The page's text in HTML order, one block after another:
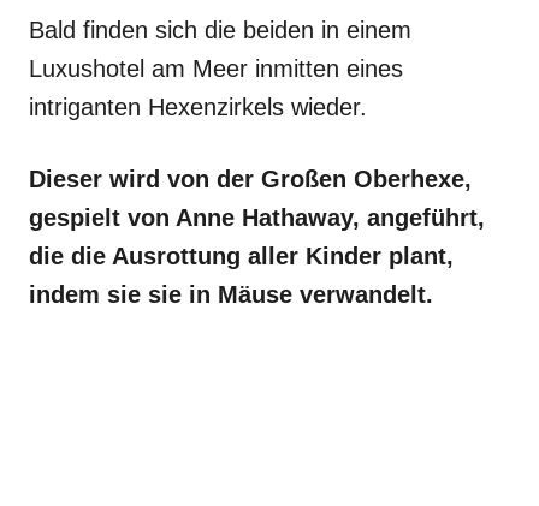
Bald finden sich die beiden in einem
Luxushotel am Meer inmitten eines
intriganten Hexenzirkels wieder.
Dieser wird von der Großen Oberhexe,
gespielt von Anne Hathaway, angeführt,
die die Ausrottung aller Kinder plant,
indem sie sie in Mäuse verwandelt.